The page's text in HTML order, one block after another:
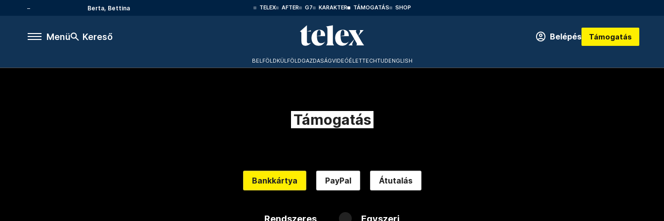
Berta, Bettina TELEX AFTER G7 KARAKTER TÁMOGATÁS SHOP
Menü Kereső Belépés Támogatás
BELFÖLDKÜLFÖLDGAZDASÁGVIDEÓÉLETTECHTUDENGLISH
Támogatás
Bankkártya PayPal Átutalás
Rendszeres Egyszeri